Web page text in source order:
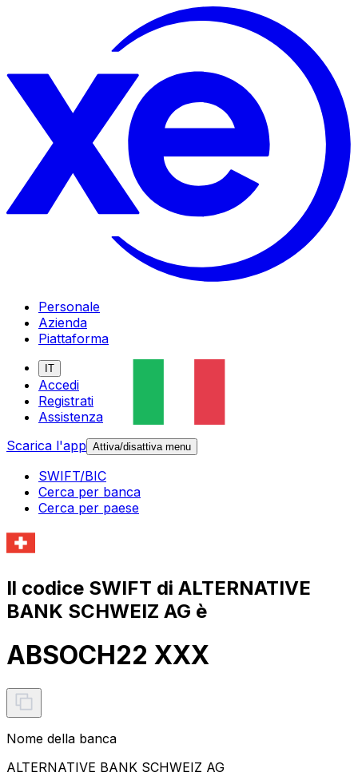
Personale
Azienda
Piattaforma
IT
Accedi
Registrati
Assistenza
Scarica l'app Attiva/disattiva menu
SWIFT/BIC
Cerca per banca
Cerca per paese
Il codice SWIFT di ALTERNATIVE
BANK SCHWEIZ AG è
ABSOCH22 XXX
Nome della banca
ALTERNATIVE BANK SCHWEIZ AG